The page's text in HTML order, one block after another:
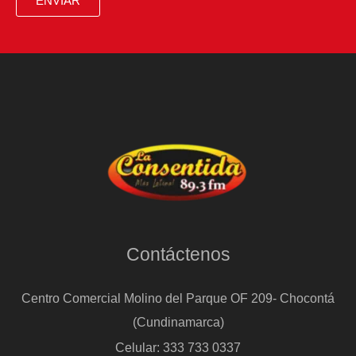
Berlín
Contáctenos
Centro Comercial Molino del Parque OF 209- Chocontá
(Cundinamarca)
Celular: 333 733 0337